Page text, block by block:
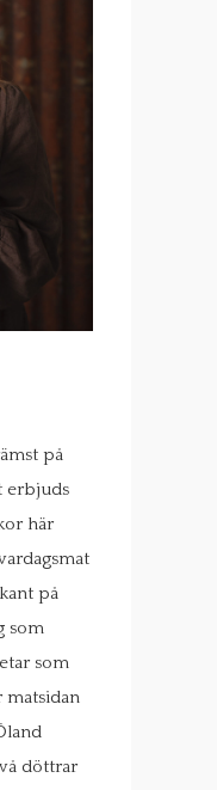
på
erbjuds
här
på
som
som
matsidan
döttrar